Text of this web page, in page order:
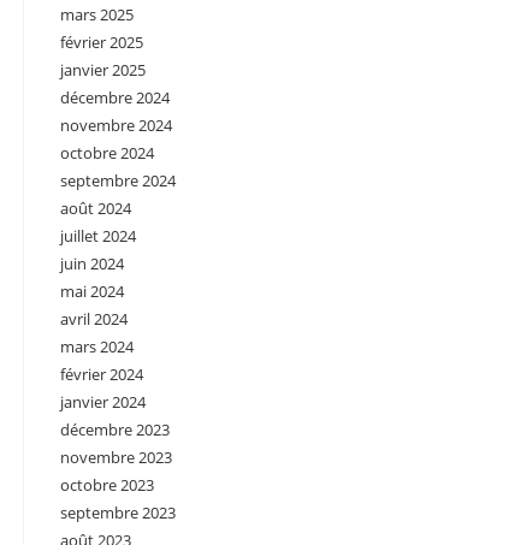
mars 2025
février 2025
janvier 2025
décembre 2024
novembre 2024
octobre 2024
septembre 2024
août 2024
juillet 2024
juin 2024
mai 2024
avril 2024
mars 2024
février 2024
janvier 2024
décembre 2023
novembre 2023
octobre 2023
septembre 2023
août 2023